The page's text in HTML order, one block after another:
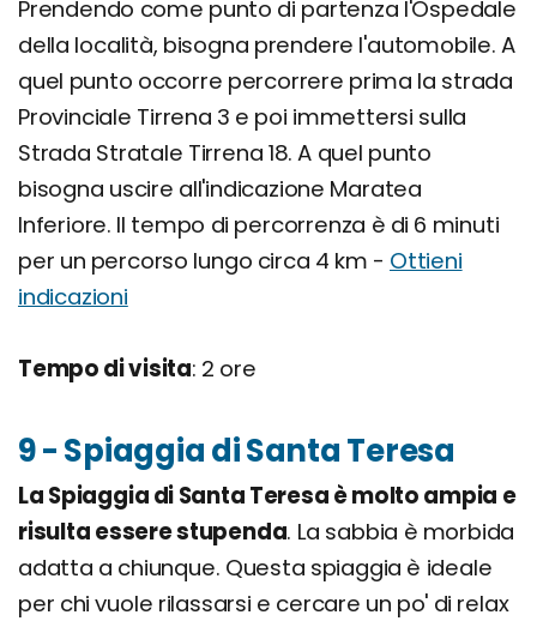
Prendendo come punto di partenza l'Ospedale
della località, bisogna prendere l'automobile. A
quel punto occorre percorrere prima la strada
Provinciale Tirrena 3 e poi immettersi sulla
Strada Stratale Tirrena 18. A quel punto
bisogna uscire all'indicazione Maratea
Inferiore. Il tempo di percorrenza è di 6 minuti
per un percorso lungo circa 4 km - Ottieni
indicazioni
Tempo di visita: 2 ore
9 - Spiaggia di Santa Teresa
La Spiaggia di Santa Teresa è molto ampia e
risulta essere stupenda. La sabbia è morbida
adatta a chiunque. Questa spiaggia è ideale
per chi vuole rilassarsi e cercare un po' di relax